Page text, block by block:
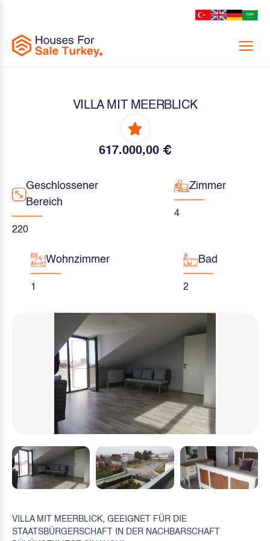
Menu
VILLA MIT MEERBLICK
617.000,00 €
Geschlossener
Bereich
220
Zimmer
4
Wohnzimmer
1
Bad
2
VILLA MIT MEERBLICK, GEEIGNET FÜR DIE
STAATSBÜRGERSCHAFT IN DER NACHBARSCHAFT